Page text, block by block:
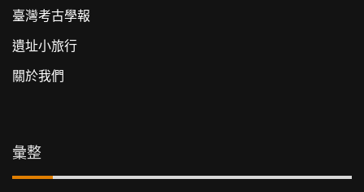
臺灣考古學報
遺址小旅行
關於我們
彙整